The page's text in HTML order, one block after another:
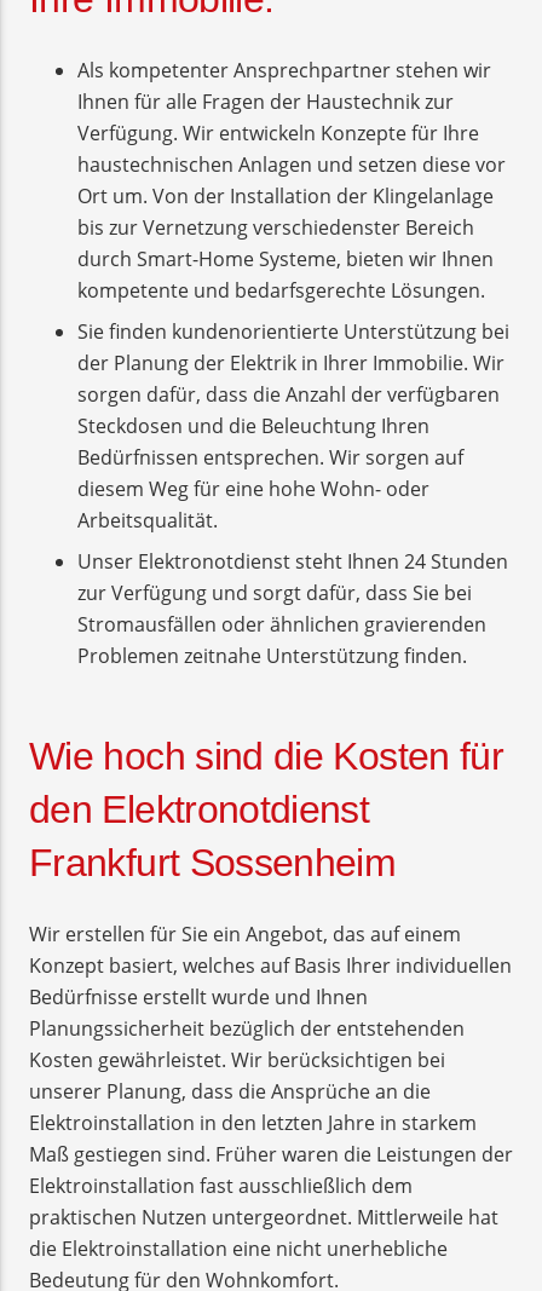
Als kompetenter Ansprechpartner stehen wir
Ihnen für alle Fragen der Haustechnik zur
Verfügung. Wir entwickeln Konzepte für Ihre
haustechnischen Anlagen und setzen diese vor
Ort um. Von der Installation der Klingelanlage
bis zur Vernetzung verschiedenster Bereich
durch Smart-Home Systeme, bieten wir Ihnen
kompetente und bedarfsgerechte Lösungen.
Sie finden kundenorientierte Unterstützung bei
der Planung der Elektrik in Ihrer Immobilie. Wir
sorgen dafür, dass die Anzahl der verfügbaren
Steckdosen und die Beleuchtung Ihren
Bedürfnissen entsprechen. Wir sorgen auf
diesem Weg für eine hohe Wohn- oder
Arbeitsqualität.
Unser Elektronotdienst steht Ihnen 24 Stunden
zur Verfügung und sorgt dafür, dass Sie bei
Stromausfällen oder ähnlichen gravierenden
Problemen zeitnahe Unterstützung finden.
Wie hoch sind die Kosten für
den Elektronotdienst
Frankfurt Sossenheim
Wir erstellen für Sie ein Angebot, das auf einem
Konzept basiert, welches auf Basis Ihrer individuellen
Bedürfnisse erstellt wurde und Ihnen
Planungssicherheit bezüglich der entstehenden
Kosten gewährleistet. Wir berücksichtigen bei
unserer Planung, dass die Ansprüche an die
Elektroinstallation in den letzten Jahre in starkem
Maß gestiegen sind. Früher waren die Leistungen der
Elektroinstallation fast ausschließlich dem
praktischen Nutzen untergeordnet. Mittlerweile hat
die Elektroinstallation eine nicht unerhebliche
Bedeutung für den Wohnkomfort.